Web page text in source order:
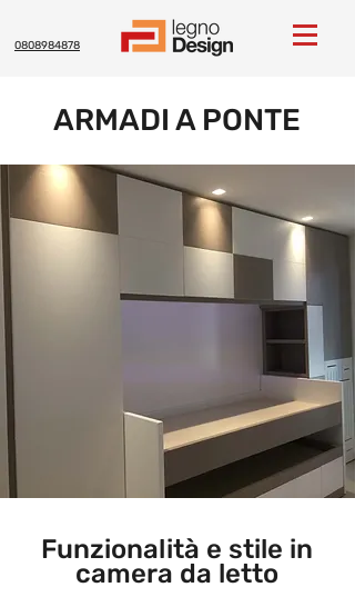
0808984878
ARMADI A PONTE
Funzionalità e stile in
camera da letto